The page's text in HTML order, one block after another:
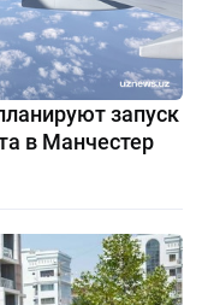
запуск
в Манчестер